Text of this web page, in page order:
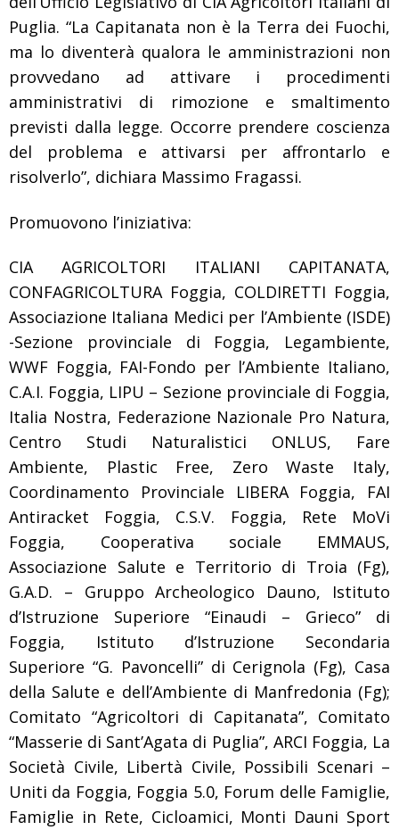
Puglia. “La Capitanata non è la Terra dei Fuochi,
ma lo diventerà qualora le amministrazioni non
provvedano ad attivare i procedimenti
amministrativi di rimozione e smaltimento
previsti dalla legge. Occorre prendere coscienza
del problema e attivarsi per affrontarlo e
risolverlo”, dichiara Massimo Fragassi.
Promuovono l’iniziativa:
CIA AGRICOLTORI ITALIANI CAPITANATA,
CONFAGRICOLTURA Foggia, COLDIRETTI Foggia,
Associazione Italiana Medici per l’Ambiente (ISDE)
-Sezione provinciale di Foggia, Legambiente,
WWF Foggia, FAI-Fondo per l’Ambiente Italiano,
C.A.I. Foggia, LIPU – Sezione provinciale di Foggia,
Italia Nostra, Federazione Nazionale Pro Natura,
Centro Studi Naturalistici ONLUS, Fare
Ambiente, Plastic Free, Zero Waste Italy,
Coordinamento Provinciale LIBERA Foggia, FAI
Antiracket Foggia, C.S.V. Foggia, Rete MoVi
Foggia, Cooperativa sociale EMMAUS,
Associazione Salute e Territorio di Troia (Fg),
G.A.D. – Gruppo Archeologico Dauno, Istituto
d’Istruzione Superiore “Einaudi – Grieco” di
Foggia, Istituto d’Istruzione Secondaria
Superiore “G. Pavoncelli” di Cerignola (Fg), Casa
della Salute e dell’Ambiente di Manfredonia (Fg);
Comitato “Agricoltori di Capitanata”, Comitato
“Masserie di Sant’Agata di Puglia”, ARCI Foggia, La
Società Civile, Libertà Civile, Possibili Scenari –
Uniti da Foggia, Foggia 5.0, Forum delle Famiglie,
Famiglie in Rete, Cicloamici, Monti Dauni Sport